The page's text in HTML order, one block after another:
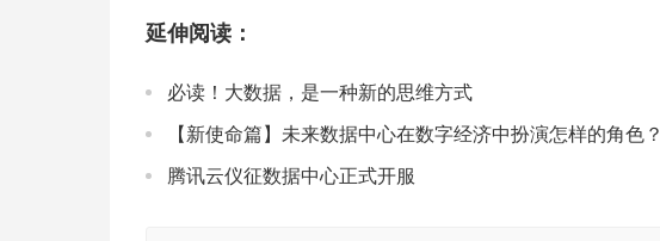
延伸阅读：
必读！大数据，是一种新的思维方式
【新使命篇】未来数据中心在数字经济中扮演怎样的角色？
腾讯云仪征数据中心正式开服